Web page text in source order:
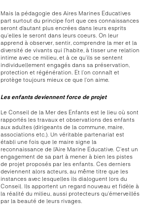
Mais la pédagogie des Aires Marines Educatives
part surtout du principe fort que ces connaissances
seront d’autant plus encrées dans leurs esprits
qu’elles le seront dans leurs coeurs. On leur
apprend à observer, sentir, comprendre la mer et la
diversité de vivants qui l’habite, à tisser une relation
intime avec ce milieu, et à ce qu’ils se sentent
individuellement engagés dans sa préservation,
protection et régénération. Et l’on connaît et
protège toujours mieux ce que l’on aime.
Les enfants deviennent force de projet
Le Conseil de la Mer des Enfants est le lieu où sont
rapportés les travaux et observations des enfants
aux adultes (dirigeants de la commune, maire,
associations etc.). Un véritable partenariat est
établi une fois que le maire signe la
reconnaissance de l’Aire Marine Educative. C’est un
engagement de sa part à mener à bien les pistes
de projet proposés par les enfants. Ces derniers
deviennent alors acteurs, au même titre que les
instances avec lesquelles ils dialoguent lors du
Conseil. Ils apportent un regard nouveau et fidèle à
la réalité du milieu, aussi protecteurs qu’émerveillés
par la beauté de leurs rivages.